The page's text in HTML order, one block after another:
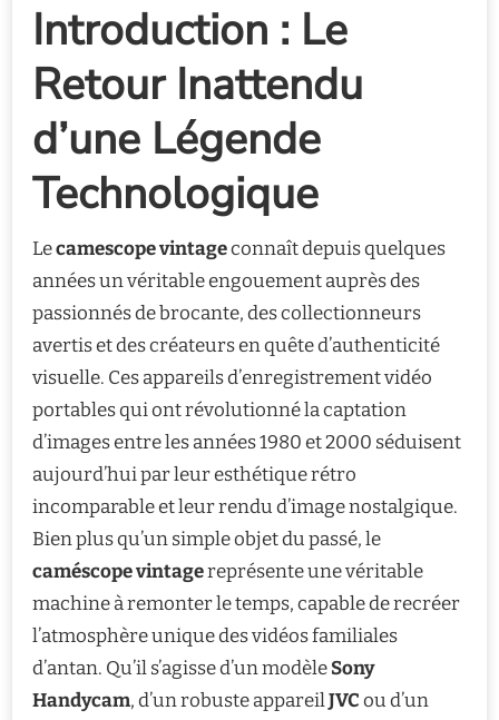
Introduction : Le
Retour Inattendu
d’une Légende
Technologique
Lecamescope vintageconnaît depuis quelques
années un véritable engouement auprès des
passionnés de brocante, des collectionneurs
avertis et des créateurs en quête d’authenticité
visuelle. Ces appareils d’enregistrement vidéo
portables qui ont révolutionné la captation
d’images entre les années 1980 et 2000 séduisent
aujourd’hui par leur esthétique rétro
incomparable et leur rendu d’image nostalgique.
Bien plus qu’un simple objet du passé, le
caméscope vintagereprésente une véritable
machine à remonter le temps, capable de recréer
l’atmosphère unique des vidéos familiales
d’antan. Qu’il s’agisse d’un modèleSony
Handycam, d’un robuste appareilJVCou d’un